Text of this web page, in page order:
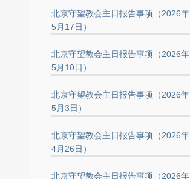
北京守望教会主日报告事项（2026年
5月17日）
北京守望教会主日报告事项（2026年
5月10日）
北京守望教会主日报告事项（2026年
5月3日）
北京守望教会主日报告事项（2026年
4月26日）
北京守望教会主日报告事项（2026年